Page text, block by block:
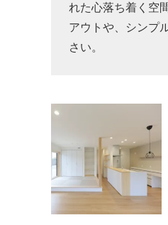
れた心落ち着く空
アウトや、シンプ
さい。